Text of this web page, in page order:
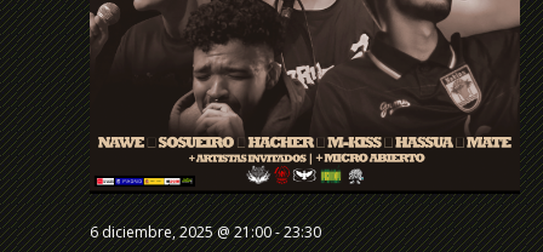
6 diciembre, 2025 @ 21:00-23:30